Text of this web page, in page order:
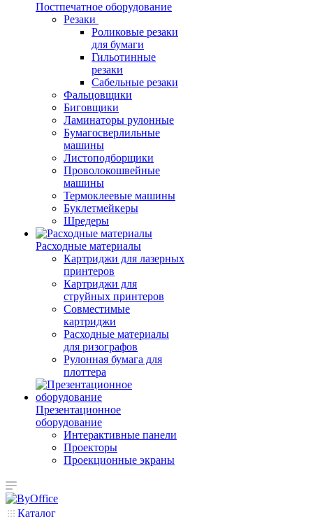
Постпечатное оборудование
Резаки
Роликовые резаки
для бумаги
Гильотинные
резаки
Сабельные резаки
Фальцовщики
Биговщики
Ламинаторы рулонные
Бумагосверлильные
машины
Листоподборщики
Проволокошвейные
машины
Термоклеевые машины
Буклетмейкеры
Шредеры
Расходные материалы
Картриджи для лазерных
принтеров
Картриджи для
струйных принтеров
Совместимые
картриджи
Расходные материалы
для ризографов
Рулонная бумага для
плоттера
Презентационное
оборудование
Интерактивные панели
Проекторы
Проекционные экраны
Каталог